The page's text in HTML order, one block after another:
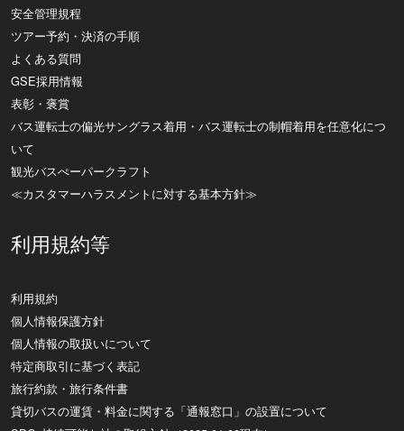
安全管理規程
ツアー予約・決済の手順
よくある質問
GSE採用情報
表彰・褒賞
バス運転士の偏光サングラス着用・バス運転士の制帽着用を任意化につ
いて
観光バスぺーパークラフト
≪カスタマーハラスメントに対する基本方針≫
利用規約等
利用規約
個人情報保護方針
個人情報の取扱いについて
特定商取引に基づく表記
旅行約款・旅行条件書
貸切バスの運賃・料金に関する「通報窓口」の設置について